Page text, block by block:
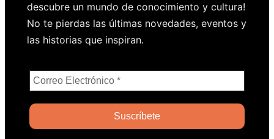
descubre un mundo de conocimiento y cultura!
No te pierdas las últimas novedades, eventos y
las historias que inspiran.